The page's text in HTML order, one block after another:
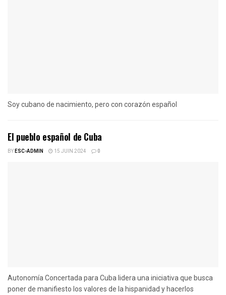
Soy cubano de nacimiento, pero con corazón español
El pueblo español de Cuba
BYESC-ADMIN 15 JUIN 2024 0
Autonomía Concertada para Cuba lidera una iniciativa que busca
poner de manifiesto los valores de la hispanidad y hacerlos